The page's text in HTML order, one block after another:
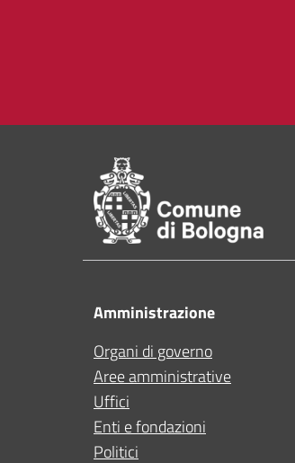
Pié di pagina
Amministrazione
Organi di governo
Aree amministrative
Uffici
Enti e fondazioni
Politici